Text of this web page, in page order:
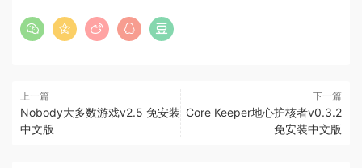
上一篇
Nobody大多数游戏v2.5 免安装
中文版
下一篇
Core Keeper地心护核者v0.3.2
免安装中文版